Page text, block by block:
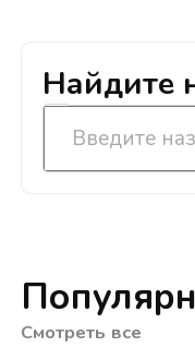
Найдите
Смотреть все